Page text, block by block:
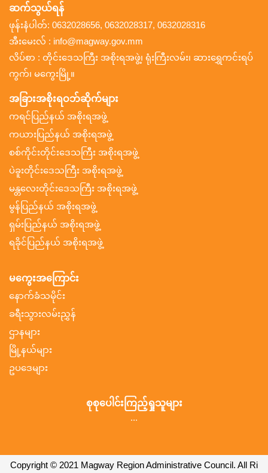
ဆက်သွယ်ရန်
ဖုန်းနံပါတ်: 0632028656, 0632028317, 0632028316
အီးမေးလ် : info@magway.gov.mm
လိပ်စာ : တိုင်းဒေသကြီး အစိုးရအဖွဲ့၊ ရုံးကြီးလမ်း၊ ဆားရွှေကင်းရပ်
ကွက်၊ မကွေးမြို့။
အခြားအစိုးရဝဘ်ဆိုက်များ
ကရင်ပြည်နယ် အစိုးရအဖွဲ့
ကယားပြည်နယ် အစိုးရအဖွဲ့
စစ်ကိုင်းတိုင်းဒေသကြီး အစိုးရအဖွဲ့
ပဲခူးတိုင်းဒေသကြီး အစိုးရအဖွဲ့
မန္တလေးတိုင်းဒေသကြီး အစိုးရအဖွဲ့
မွန်ပြည်နယ် အစိုးရအဖွဲ့
ရှမ်းပြည်နယ် အစိုးရအဖွဲ့
ရခိုင်ပြည်နယ် အစိုးရအဖွဲ့
မကွေးအကြောင်း
နောက်ခံသမိုင်း
ခရီးသွားလမ်းညွှန်
ဌာနများ
မြို့နယ်များ
ဥပဒေများ
စုစုပေါင်းကြည့်ရှုသူများ
...
Copyright © 2021 Magway Region Administrative Council. All Ri